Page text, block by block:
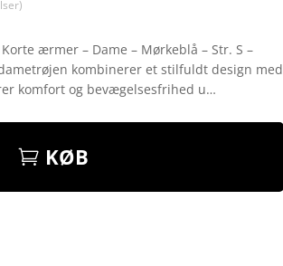
ærmer – Dame – Mørkeblå – Str. S –
kombinerer et stilfuldt design med
komfort og bevægelsesfrihed u…
KØB